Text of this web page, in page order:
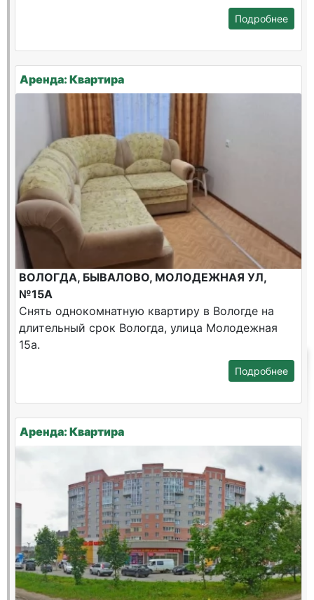
Подробнее
Аренда: Квартира
ВОЛОГДА, БЫВАЛОВО, МОЛОДЕЖНАЯ УЛ,
№15А
Снять однокомнатную квартиру в Вологде на
длительный срок Вологда, улица Молодежная
15а.
Подробнее
Аренда: Квартира